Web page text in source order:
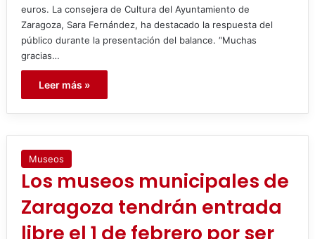
euros. La consejera de Cultura del Ayuntamiento de
Zaragoza, Sara Fernández, ha destacado la respuesta del
público durante la presentación del balance. “Muchas
gracias…
Leer más »
Museos
Los museos municipales de
Zaragoza tendrán entrada
libre el 1 de febrero por ser